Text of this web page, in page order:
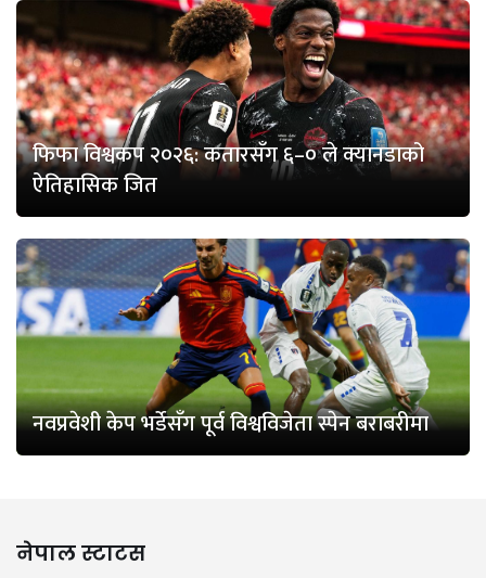
फिफा विश्वकप २०२६: कतारसँग ६–० ले क्यानडाको
ऐतिहासिक जित
नवप्रवेशी केप भर्डेसँग पूर्व विश्वविजेता स्पेन बराबरीमा
नेपाल स्टाटस